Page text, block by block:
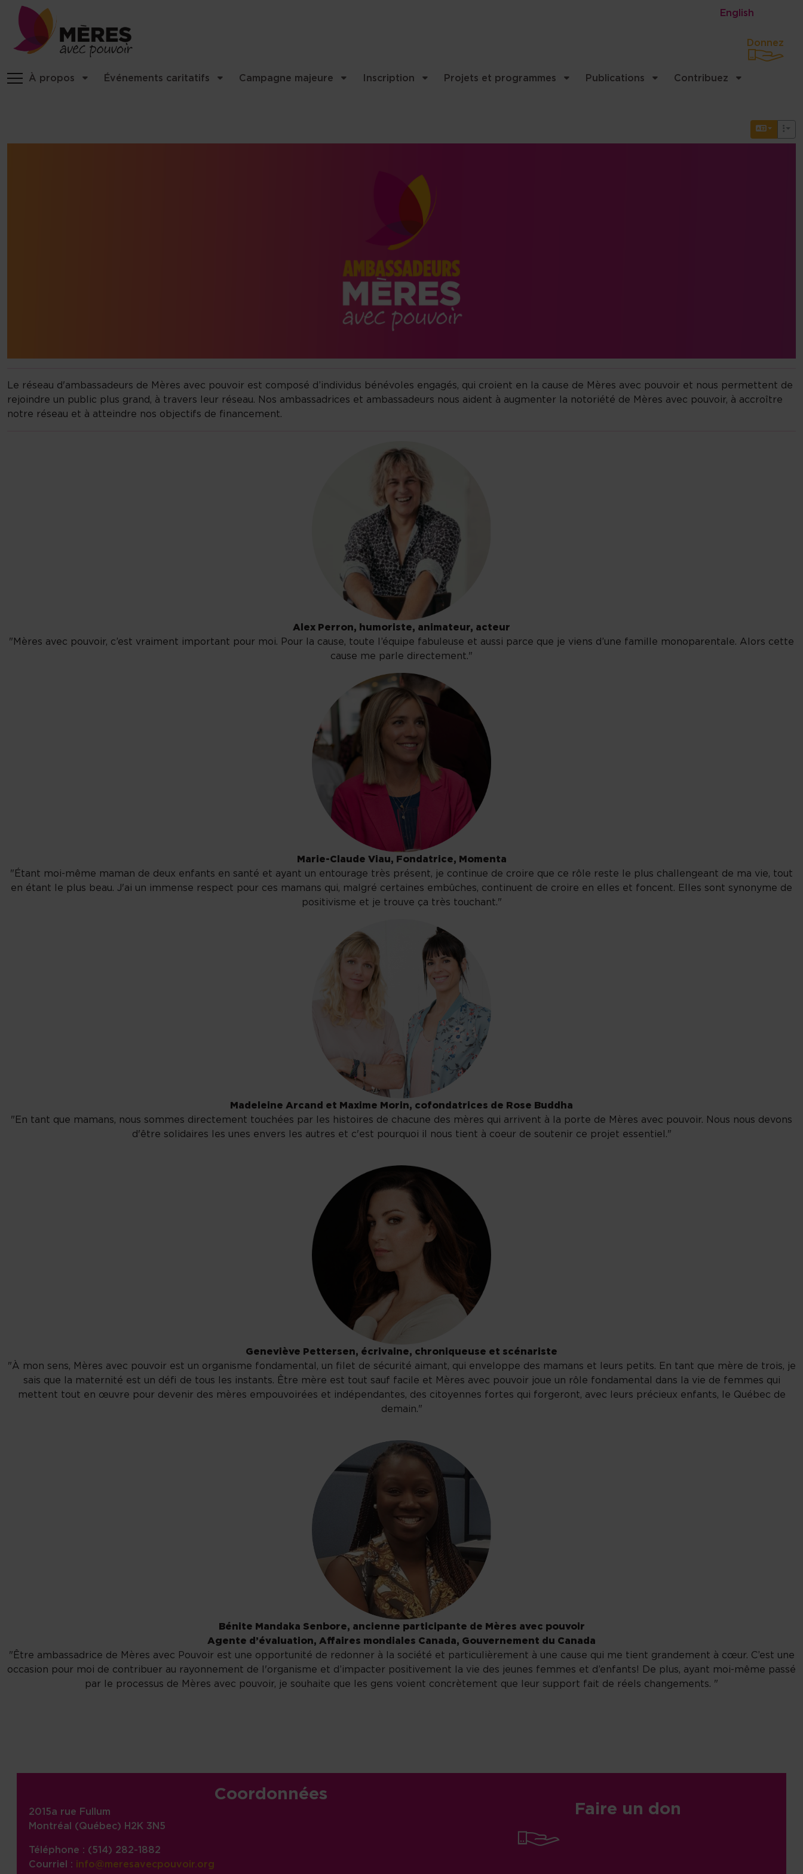
Identité du site, navigation, etc..
À propos Événements caritatifs Campagne majeure Inscription Projets et programmes Publications Contribuez
English
Donnez
Le réseau d'ambassadeurs de Mères avec pouvoir est composé d’individus bénévoles engagés, qui croient en la cause de Mères avec pouvoir et nous permettent de
rejoindre un public plus grand, à travers leur réseau. Nos ambassadrices et ambassadeurs nous aident à augmenter la notoriété de Mères avec pouvoir, à accroître
notre réseau et à atteindre nos objectifs de financement.
Alex Perron, humoriste, animateur, acteur
"Mères avec pouvoir, c’est vraiment important pour moi. Pour la cause, toute l’équipe fabuleuse et aussi parce que je viens d’une famille monoparentale. Alors cette
cause me parle directement."
Marie-Claude Viau, Fondatrice, Momenta
"Étant moi-même maman de deux enfants en santé et ayant un entourage très présent, je continue de croire que ce rôle reste le plus challengeant de ma vie, tout
en étant le plus beau. J'ai un immense respect pour ces mamans qui, malgré certaines embûches, continuent de croire en elles et foncent. Elles sont synonyme de
positivisme et je trouve ça très touchant."
Madeleine Arcand et Maxime Morin, cofondatrices de Rose Buddha
"En tant que mamans, nous sommes directement touchées par les histoires de chacune des mères qui arrivent à la porte de Mères avec pouvoir. Nous nous devons
d'être solidaires les unes envers les autres et c'est pourquoi il nous tient à coeur de soutenir ce projet essentiel."
Geneviève Pettersen, écrivaine, chroniqueuse et scénariste
"À mon sens, Mères avec pouvoir est un organisme fondamental, un filet de sécurité aimant, qui enveloppe des mamans et leurs petits. En tant que mère de trois, je
sais que la maternité est un défi de tous les instants. Être mère est tout sauf facile et Mères avec pouvoir joue un rôle fondamental dans la vie de femmes qui
mettent tout en œuvre pour devenir des mères empouvoirées et indépendantes, des citoyennes fortes qui forgeront, avec leurs précieux enfants, le Québec de
demain."
Bénite Mandaka Senbore, ancienne participante de Mères avec pouvoir
Agente d’évaluation, Affaires mondiales Canada, Gouvernement du Canada
"Être ambassadrice de Mères avec Pouvoir est une opportunité de redonner à la société et particulièrement à une cause qui me tient grandement à cœur. C’est une
occasion pour moi de contribuer au rayonnement de l'organisme et d’impacter positivement la vie des jeunes femmes et d’enfants! De plus, ayant moi-même passé
par le processus de Mères avec pouvoir, je souhaite que les gens voient concrètement que leur support fait de réels changements. "
Coordonnées
2015a rue Fullum
Montréal (Québec) H2K 3N5
Téléphone : (514) 282-1882
Courriel : info@meresavecpouvoir.org
Faire un don